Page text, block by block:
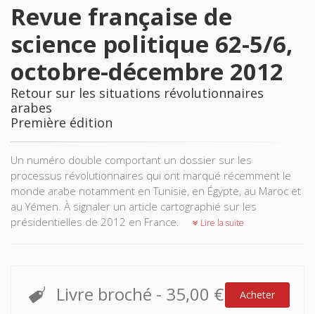
Revue française de
science politique 62-5/6,
octobre-décembre 2012
Retour sur les situations révolutionnaires
arabes
Première édition
Un numéro double comportant un dossier sur les
processus révolutionnaires qui ont marqué récemment le
monde arabe notamment en Tunisie, en Égypte, au Maroc et
au Yémen. À signaler un article cartographié sur les
présidentielles de 2012 en France.
Lire la suite
Livre broché - 35,00 € Acheter